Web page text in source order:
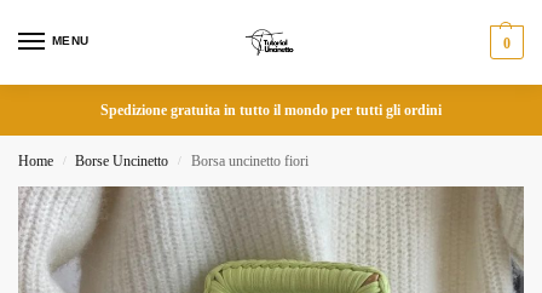
MENU 0
Spedizione gratuita in tutto il mondo per tutti gli ordini
Home / Borse Uncinetto / Borsa uncinetto fiori